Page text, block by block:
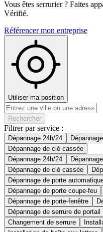
Vous êtes serrurier ? Faites
Vérifié.
Référencer mon entreprise
Utiliser ma position
Rechercher
Filtrer par service :
Dépannage 24h/24
Dépannage de clé cassée
Dépannage 24h/24
Dépannage de clé cassée
Dépannage de porte
Dépannage de porte coupe-feu
Dépannage de porte-fenêtre
Dépannage de serrure de portail
Changement de serrure